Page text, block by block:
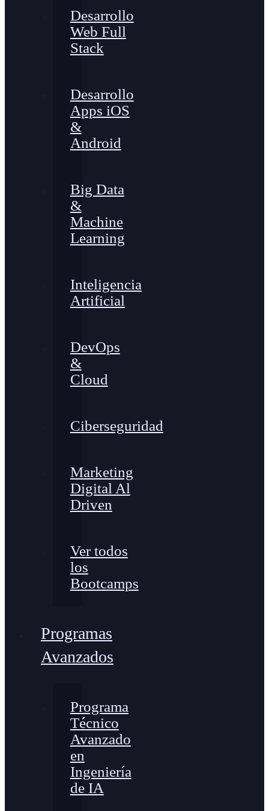
Desarrollo
Web Full
Stack
Desarrollo
Apps iOS
&
Android
Big Data
&
Machine
Learning
Inteligencia
Artificial
DevOps
&
Cloud
Ciberseguridad
Marketing
Digital Al
Driven
Ver todos
los
Bootcamps
Programas
Avanzados
Programa
Técnico
Avanzado
en
Ingeniería
de IA